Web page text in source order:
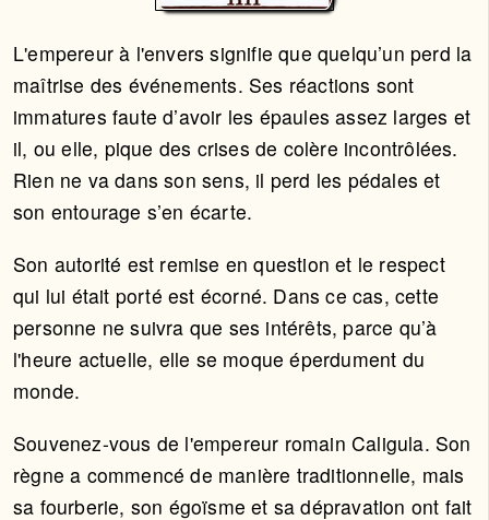
L'empereur à l'envers signifie que quelqu’un perd la
maîtrise des événements. Ses réactions sont
immatures faute d’avoir les épaules assez larges et
il, ou elle, pique des crises de colère incontrôlées.
Rien ne va dans son sens, il perd les pédales et
son entourage s’en écarte.
Son autorité est remise en question et le respect
qui lui était porté est écorné. Dans ce cas, cette
personne ne suivra que ses intérêts, parce qu’à
l'heure actuelle, elle se moque éperdument du
monde.
Souvenez-vous de l'empereur romain Caligula. Son
règne a commencé de manière traditionnelle, mais
sa fourberie, son égoïsme et sa dépravation ont fait